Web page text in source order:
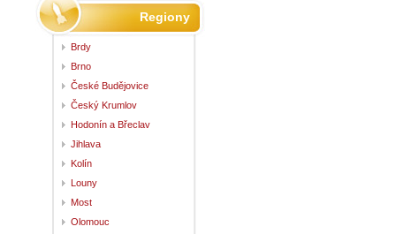
Regiony
Brdy
Brno
České Budějovice
Český Krumlov
Hodonín a Břeclav
Jihlava
Kolín
Louny
Most
Olomouc